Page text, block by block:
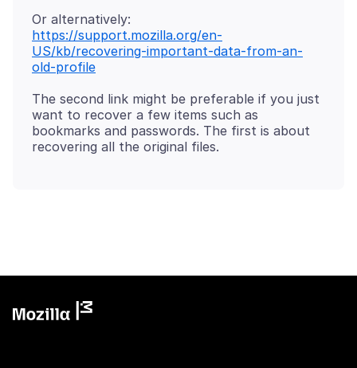
https://support.mozilla.org/en-
US/kb/recovering-important-data-from-an-
old-profile
The second link might be preferable if you just
want to recover a few items such as
bookmarks and passwords. The first is about